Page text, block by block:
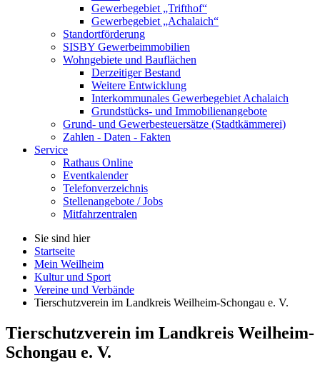
Gewerbegebiet „Trifthof“
Gewerbegebiet „Achalaich“
Standortförderung
SISBY Gewerbeimmobilien
Wohngebiete und Bauflächen
Derzeitiger Bestand
Weitere Entwicklung
Interkommunales Gewerbegebiet Achalaich
Grundstücks- und Immobilienangebote
Grund- und Gewerbesteuersätze (Stadtkämmerei)
Zahlen - Daten - Fakten
Service
Rathaus Online
Eventkalender
Telefonverzeichnis
Stellenangebote / Jobs
Mitfahrzentralen
Sie sind hier
Startseite
Mein Weilheim
Kultur und Sport
Vereine und Verbände
Tierschutzverein im Landkreis Weilheim-Schongau e. V.
Tierschutzverein im Landkreis Weilheim-
Schongau e. V.